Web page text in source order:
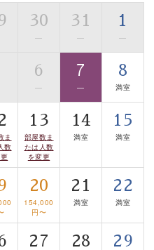
ビの特殊素材の畳を使
階段がございます。 予め
。
け流しの温泉の質を楽し
といやされるプライベー
ス
30
—
31
—
1
—
6
—
7
—
8
満室
ま
数
13
部屋数ま
たは人数
を変更
14
満室
15
満室
20
154,000
円〜
21
満室
22
満室
27 28 29